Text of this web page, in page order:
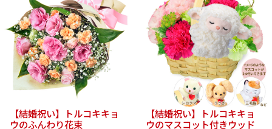
【結婚祝い】トルコキキョ
ウのふんわり花束
【結婚祝い】トルコキキョ
ウのマスコット付きウッド